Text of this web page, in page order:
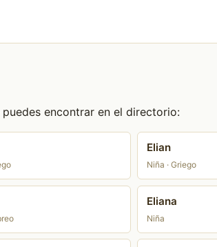
puedes encontrar en el directorio:
Elian
Niña · Griego
Eliana
Niña